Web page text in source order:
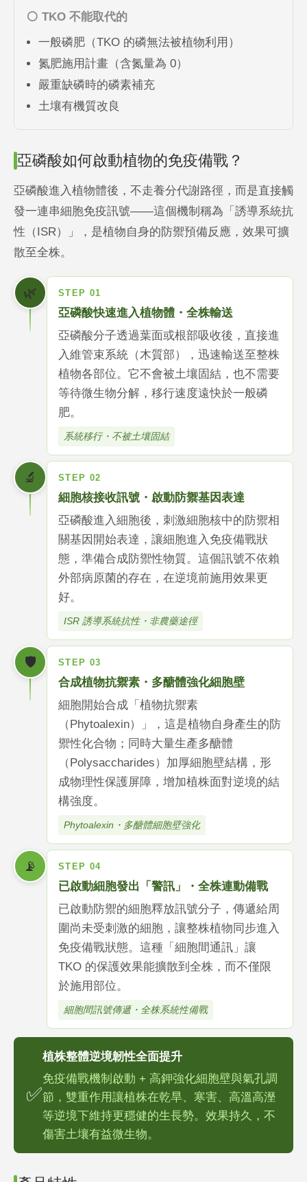
⚪ TKO 不能取代的
一般磷肥（TKO 的磷無法被植物利用）
氮肥施用計畫（含氮量為 0）
嚴重缺磷時的磷素補充
土壤有機質改良
亞磷酸如何啟動植物的免疫備戰？
亞磷酸進入植物體後，不走養分代謝路徑，而是直接觸
發一連串細胞免疫訊號——這個機制稱為「誘導系統抗
性（ISR）」，是植物自身的防禦預備反應，效果可擴
散至全株。
🌿 STEP 01
亞磷酸快速進入植物體・全株輸送
亞磷酸分子透過葉面或根部吸收後，直接進
入維管束系統（木質部），迅速輸送至整株
植物各部位。它不會被土壤固結，也不需要
等待微生物分解，移行速度遠快於一般磷
肥。
系統移行・不被土壤固結
🔬 STEP 02
細胞核接收訊號・啟動防禦基因表達
亞磷酸進入細胞後，刺激細胞核中的防禦相
關基因開始表達，讓細胞進入免疫備戰狀
態，準備合成防禦性物質。這個訊號不依賴
外部病原菌的存在，在逆境前施用效果更
好。
ISR 誘導系統抗性・非農藥途徑
🛡️ STEP 03
合成植物抗禦素・多醣體強化細胞壁
細胞開始合成「植物抗禦素
（Phytoalexin）」，這是植物自身產生的防
禦性化合物；同時大量生產多醣體
（Polysaccharides）加厚細胞壁結構，形
成物理性保護屏障，增加植株面對逆境的結
構強度。
Phytoalexin・多醣體細胞壁強化
📡 STEP 04
已啟動細胞發出「警訊」・全株連動備戰
已啟動防禦的細胞釋放訊號分子，傳遞給周
圍尚未受刺激的細胞，讓整株植物同步進入
免疫備戰狀態。這種「細胞間通訊」讓
TKO 的保護效果能擴散到全株，而不僅限
於施用部位。
細胞間訊號傳遞・全株系統性備戰
✅
植株整體逆境韌性全面提升
免疫備戰機制啟動 + 高鉀強化細胞壁與氣孔調
節，雙重作用讓植株在乾旱、寒害、高溫高溼
等逆境下維持更穩健的生長勢。效果持久，不
傷害土壤有益微生物。